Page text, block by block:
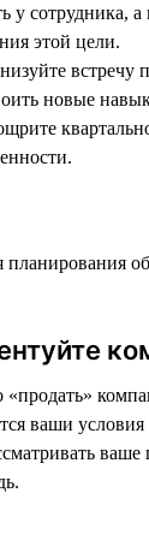
у сотрудника,
этой цели.
встречу
новые
планирования
ваши условия